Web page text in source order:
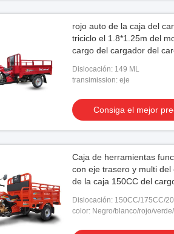
rojo auto de la caja del
triciclo el 1.8*1.25m del
cargo del cargador del
Dislocación: 149 ML
transimission: eje
Consiga el mejor
Caja de herramientas
con eje trasero y multi del
de la caja 150CC del
Dislocación: 150CC/175CC/
color: Negro/blanco/rojo/verde/